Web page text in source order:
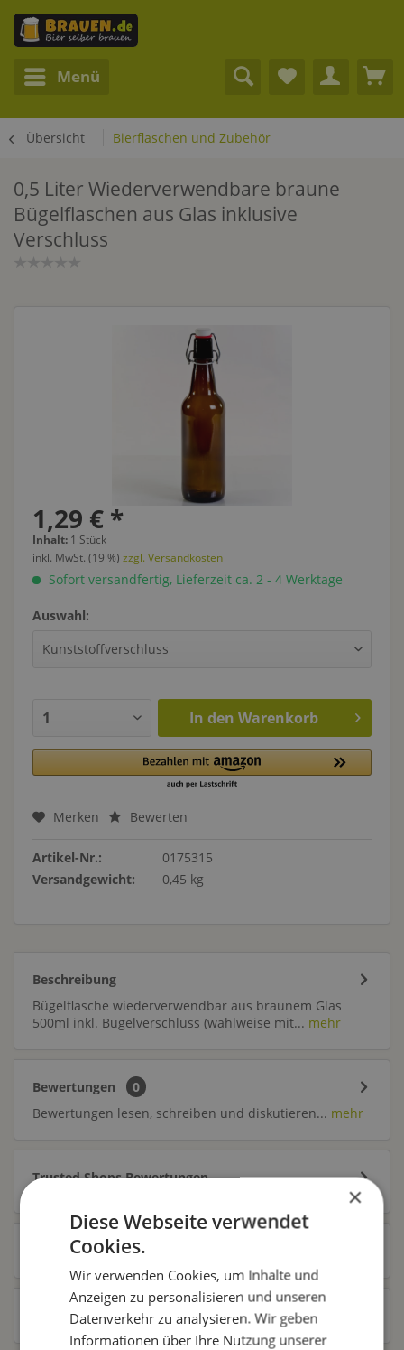
Menü
Übersicht Bierflaschen und Zubehör
0,5 Liter Wiederverwendbare braune
Bügelflaschen aus Glas inklusive
Verschluss
1,29 € *
Inhalt: 1 Stück
inkl. MwSt. (19 %) zzgl. Versandkosten
Sofort versandfertig, Lieferzeit ca. 2 - 4 Werktage
Auswahl:
In den Warenkorb
Merken Bewerten
Artikel-Nr.:
0175315
Versandgewicht:
0,45 kg
Beschreibung
Bügelflasche wiederverwendbar aus braunem Glas
500ml inkl. Bügelverschluss (wahlweise mit... mehr
Bewertungen
0
Bewertungen lesen, schreiben und diskutieren... mehr
Trusted Shops Bewertungen
Zubehör 15
Ähnliche Artikel
×
Diese Webseite verwendet
Cookies.
Wir verwenden Cookies, um Inhalte und
Anzeigen zu personalisieren und unseren
Datenverkehr zu analysieren. Wir geben
Informationen über Ihre Nutzung unserer